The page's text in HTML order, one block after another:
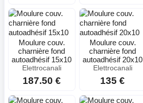
Moulure couv.
charnière fond
autoadhésif 15x10
Elettrocanali
187.50 €
Moulure couv.
charnière fond
autoadhésif 20x10
Elettrocanali
135 €